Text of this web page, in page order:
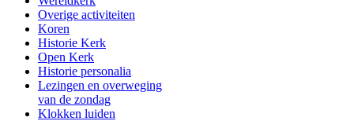
Overige activiteiten
Koren
Historie Kerk
Open Kerk
Historie personalia
Lezingen en overweging
van de zondag
Klokken luiden